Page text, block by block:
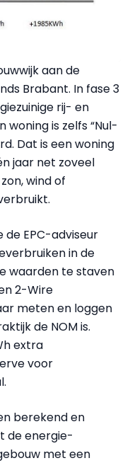
aan de
Brabant. In fase 3
rij- en
woning is zelfs “Nul-
Dat is een woning
jaar net zoveel
wind of
EPC-adviseur
in de
waarden te staven
2-Wire
meten en loggen
de NOM is.
extra
voor
berekend en
de energie-
met een